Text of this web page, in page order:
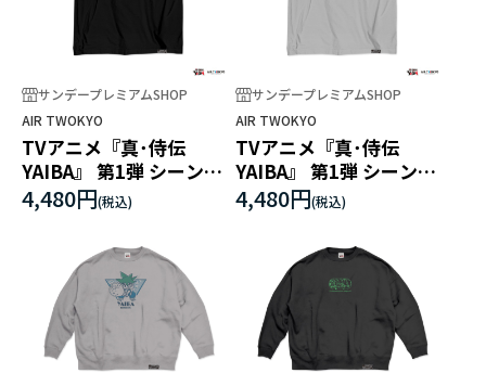
サンデープレミアムSHOP
AIR TWOKYO
TVアニメ『真･侍伝
YAIBA』 第1弾 シーンイ
ラストTシャツ 6（カゲト
ラ）
4,480円
サンデープレミアムSHOP
AIR TWOKYO
TVアニメ『真･侍伝
YAIBA』 第1弾 シーンイ
ラストTシャツ 7（刃&鬼
丸）
4,480円